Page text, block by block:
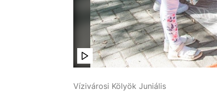
Vízivárosi Kölyök Juniális